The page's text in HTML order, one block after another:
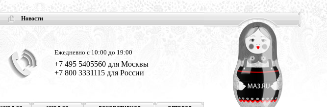
Новости
Ежедневно с 10:00 до 19:00
+7 495 5405560 для Москвы
+7 800 3331115 для России